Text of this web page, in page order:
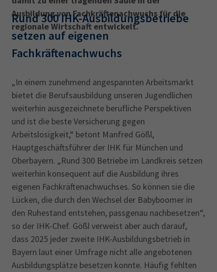
Karriere
Presse
IHK Akademie
Magazin Log-in
34i
Betriebswirt Prüfbericht
Ausbildung von Fachkräftenachwuchs für die
regionale Wirtschaft entwickelt.
Rund 300 IHK-Ausbildungsbetriebe
setzen auf eigenen
Fachkräftenachwuchs
„In einem zunehmend angespannten Arbeitsmarkt
bietet die Berufsausbildung unseren Jugendlichen
weiterhin ausgezeichnete berufliche Perspektiven
und ist die beste Versicherung gegen
Arbeitslosigkeit,“ betont Manfred Gößl,
Hauptgeschäftsführer der IHK für München und
Oberbayern. „Rund 300 Betriebe im Landkreis setzen
weiterhin konsequent auf die Ausbildung ihres
eigenen Fachkräftenachwuchses. So können sie die
Lücken, die durch den Wechsel der Babyboomer in
den Ruhestand entstehen, passgenau nachbesetzen“,
so der IHK-Chef. Gößl verweist aber auch darauf,
dass 2025 jeder zweite IHK-Ausbildungsbetrieb in
Bayern laut einer Umfrage nicht alle angebotenen
Ausbildungsplätze besetzen konnte. Häufig fehlten